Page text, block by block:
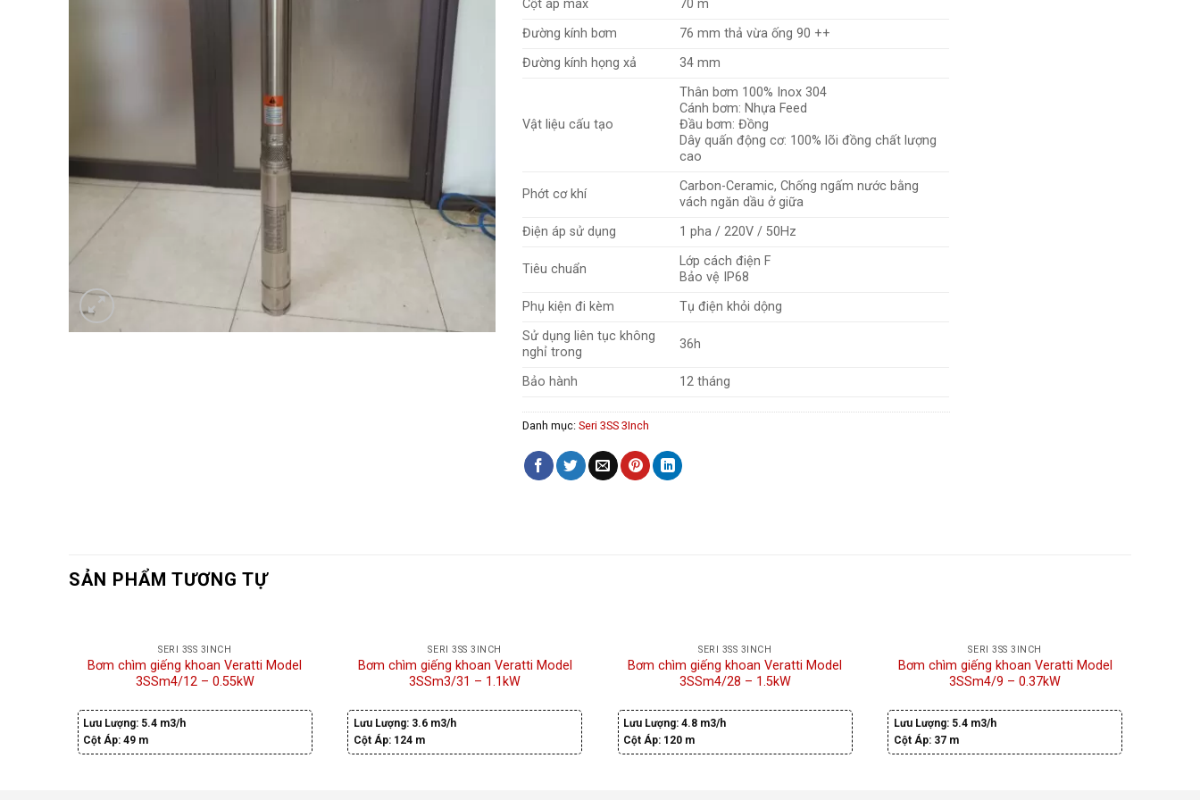
Cột áp max
70 m
Đường kính bơm
76 mm thả vừa ống 90 ++
Đường kính họng xả
34 mm
Vật liệu cấu tạo
Thân bơm 100% Inox 304
Cánh bơm: Nhựa Feed
Đầu bơm: Đồng
Dây quấn động cơ: 100% lõi đồng chất lượng
cao
Phớt cơ khí
Carbon-Ceramic, Chống ngấm nước bằng
vách ngăn dầu ở giữa
Điện áp sử dụng
1 pha / 220V / 50Hz
Tiêu chuẩn
Lớp cách điện F
Bảo vệ IP68
Phụ kiện đi kèm
Tụ điện khỏi dộng
Sử dụng liên tục không
nghỉ trong
36h
Bảo hành 12 tháng
Danh mục:Seri 3SS 3Inch
SẢN PHẨM TƯƠNG TỰ
SERI 3SS 3INCH
Bơm chìm giếng khoan Veratti Model
3SSm4/12 – 0.55kW
Lưu Lượng: 5.4 m3/h
Cột Áp:49 m
SERI 3SS 3INCH
Bơm chìm giếng khoan Veratti Model
3SSm3/31 – 1.1kW
Lưu Lượng: 3.6 m3/h
Cột Áp: 124 m
SERI 3SS 3INCH
Bơm chìm giếng khoan Veratti Model
3SSm4/28 – 1.5kW
Lưu Lượng:4.8 m3/h
Cột Áp: 120 m
SERI 3SS 3INCH
Bơm chìm giếng khoan Veratti Model
3SSm4/9 – 0.37kW
Lưu Lượng: 5.4 m3/h
Cột Áp: 37 m